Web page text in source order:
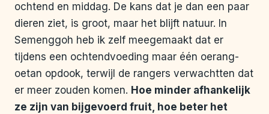
ochtend en middag. De kans dat je dan een paar
dieren ziet, is groot, maar het blijft natuur. In
Semenggoh heb ik zelf meegemaakt dat er
tijdens een ochtendvoeding maar één oerang-
oetan opdook, terwijl de rangers verwachtten dat
er meer zouden komen. Hoe minder afhankelijk
ze zijn van bijgevoerd fruit, hoe beter het